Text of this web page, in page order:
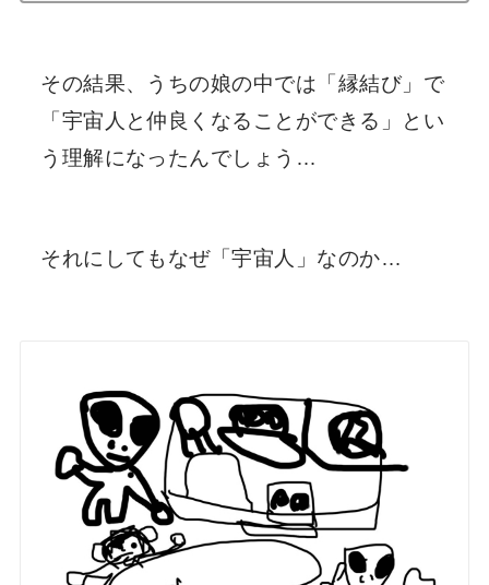
その結果、うちの娘の中では「縁結び」で
「宇宙人と仲良くなることができる」とい
う理解になったんでしょう…
それにしてもなぜ「宇宙人」なのか…